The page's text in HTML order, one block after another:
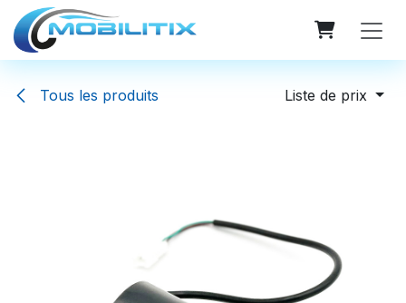
Se rendre au contenu
Tous les produits Liste de prix